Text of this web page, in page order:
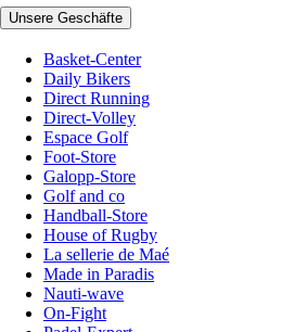
Unsere Geschäfte
Basket-Center
Daily Bikers
Direct Running
Direct-Volley
Espace Golf
Foot-Store
Galopp-Store
Golf and co
Handball-Store
House of Rugby
La sellerie de Maé
Made in Paradis
Nauti-wave
On-Fight